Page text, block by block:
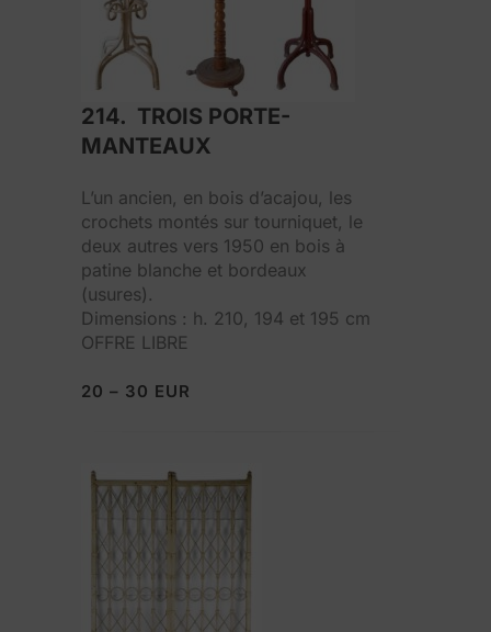
214. TROIS PORTE-
MANTEAUX
L’un ancien, en bois d’acajou, les
crochets montés sur tourniquet, le
deux autres vers 1950 en bois à
patine blanche et bordeaux
(usures).
Dimensions : h. 210, 194 et 195 cm
OFFRE LIBRE
20 – 30 EUR